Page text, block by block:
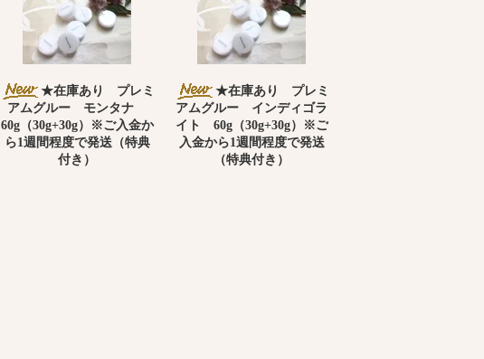
★在庫あり プレミ
アムグルー モンタナ
60g（30g+30g）※ご入金か
ら1週間程度で発送（特典
付き）
★在庫あり プレミ
アムグルー インディゴラ
イト 60g（30g+30g）※ご
入金から1週間程度で発送
（特典付き）